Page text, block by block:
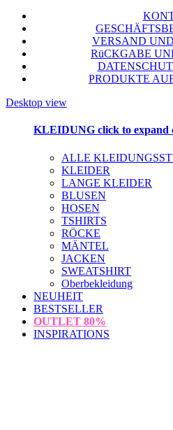
VERSAND
RüCKGABE
PRODUKTE
Desktop view
KLEIDUNG click to expand
ALLE
KLEIDER
LANGE KLEIDER
BLUSEN
HOSEN
TSHIRTS
RÖCKE
MÄNTEL
JACKEN
SWEATSHIRT
Oberbekleidung
NEUHEIT
BESTSELLER
OUTLET 80%
INSPIRATIONS